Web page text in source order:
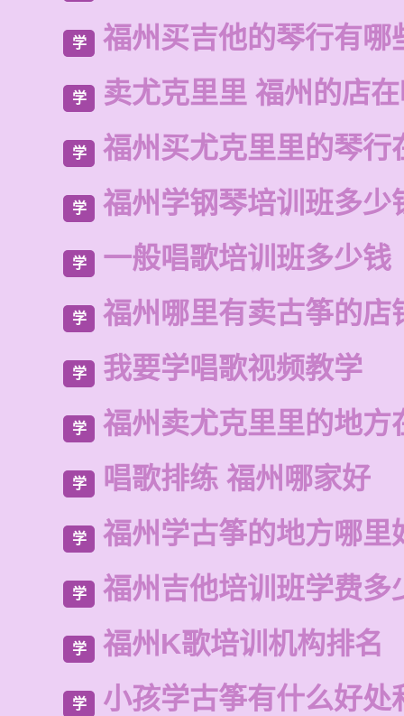
学 福州买吉他的琴行有哪
学 卖尤克里里 福州的店
学 福州买尤克里里的琴行
学 福州学钢琴培训班多少
学 一般唱歌培训班多少钱
学 福州哪里有卖古筝的店
学 我要学唱歌视频教学
学 福州卖尤克里里的地方
学 唱歌排练 福州哪家好
学 福州学古筝的地方哪里
学 福州吉他培训班学费多
学 福州K歌培训机构排名
学 小孩学古筝有什么好处